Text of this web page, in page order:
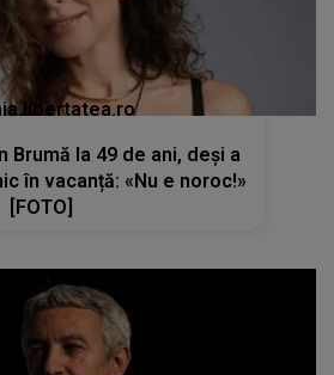
Brumă la 49 de ani, deși a
în vacanță: «Nu e noroc!»
[FOTO]